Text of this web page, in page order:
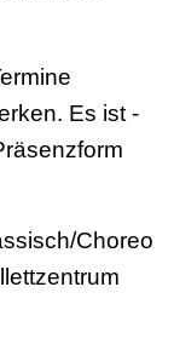
Es ist -
Choreo